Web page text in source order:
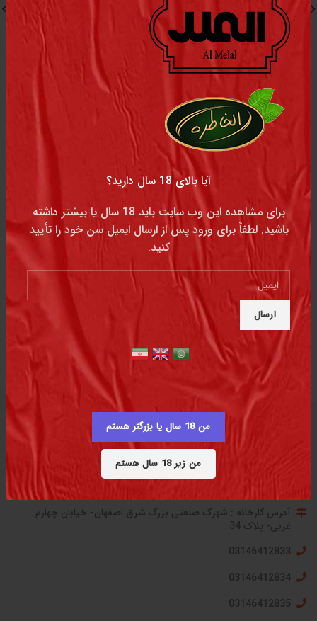
آیا بالای 18 سال دارید؟
برای مشاهده این وب سایت باید 18 سال یا بیشتر داشته
باشید. لطفاً برای ورود پس از ارسال ایمیل سن خود را تأیید
کنید.
من 18 سال یا بزرگتر هستم
من زیر 18 سال هستم
فیلتر کد 8
هشدار !
دخانیات عامل اصلی سرطان و برای سلامتی مضر است
آدرس کارخانه : شهرک صنعتی بزرگ شرق اصفهان- خیابان چهارم
غربی- پلاک 34
03146412833
03146412834
03146412835